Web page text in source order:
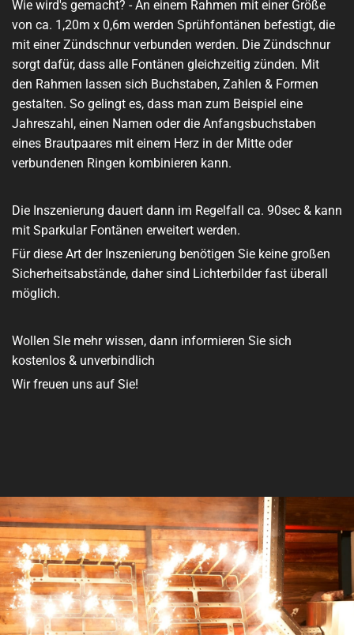
Wie wird's gemacht? - An einem Rahmen mit einer Größe
von ca. 1,20m x 0,6m werden Sprühfontänen befestigt, die
mit einer Zündschnur verbunden werden. Die Zündschnur
sorgt dafür, dass alle Fontänen gleichzeitig zünden. Mit
den Rahmen lassen sich Buchstaben, Zahlen & Formen
gestalten. So gelingt es, dass man zum Beispiel eine
Jahreszahl, einen Namen oder die Anfangsbuchstaben
eines Brautpaares mit einem Herz in der Mitte oder
verbundenen Ringen kombinieren kann.
Die Inszenierung dauert dann im Regelfall ca. 90sec & kann
mit Sparkular Fontänen erweitert werden.
Für diese Art der Inszenierung benötigen Sie keine großen
Sicherheitsabstände, daher sind Lichterbilder fast überall
möglich.
Wollen SIe mehr wissen, dann informieren Sie sich
kostenlos & unverbindlich
Wir freuen uns auf Sie!